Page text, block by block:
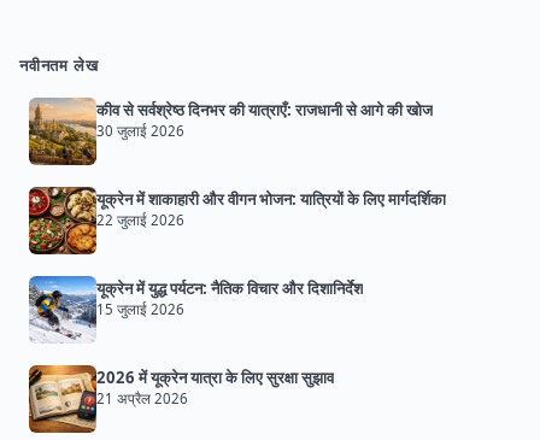
नवीनतम लेख
कीव से सर्वश्रेष्ठ दिनभर की यात्राएँ: राजधानी से आगे की खोज
30 जुलाई 2026
यूक्रेन में शाकाहारी और वीगन भोजन: यात्रियों के लिए मार्गदर्शिका
22 जुलाई 2026
यूक्रेन में युद्ध पर्यटन: नैतिक विचार और दिशानिर्देश
15 जुलाई 2026
2026 में यूक्रेन यात्रा के लिए सुरक्षा सुझाव
21 अप्रैल 2026